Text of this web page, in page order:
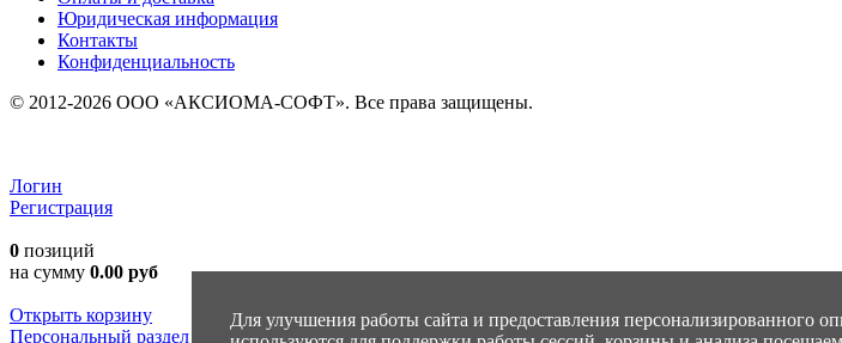
Юридическая информация
Контакты
Конфиденциальность
© 2012-2026 ООО «АКСИОМА-СОФТ». Все права защищены.
Для улучшения работы сайта и предоставления персонализированного
Логин
Регистрация
0 позиций
на сумму 0.00 руб
Открыть корзину
Персональный раздел